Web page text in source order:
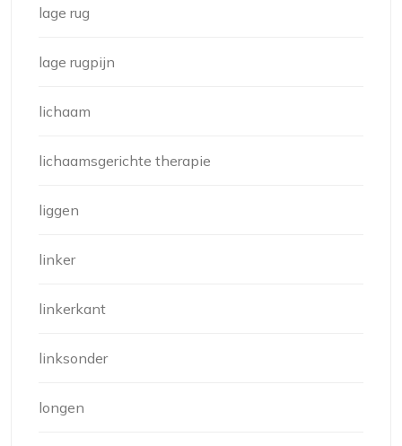
lage rug
lage rugpijn
lichaam
lichaamsgerichte therapie
liggen
linker
linkerkant
linksonder
longen